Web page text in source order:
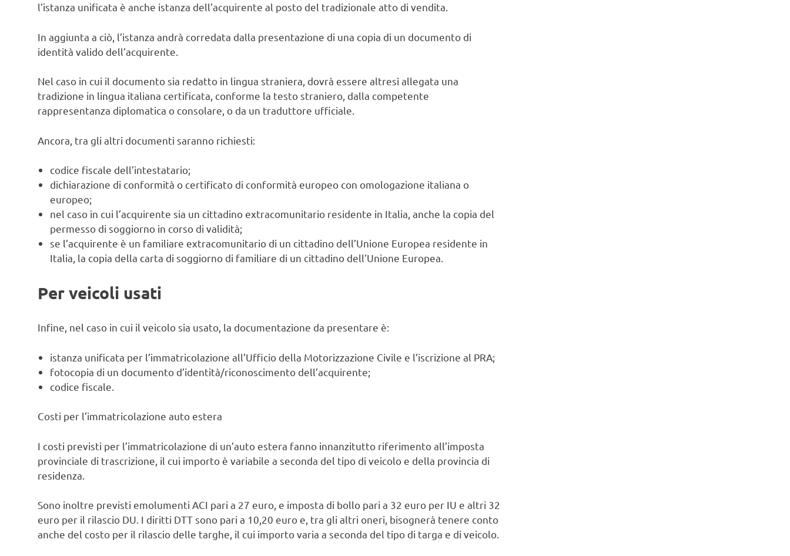
l’istanza unificata è anche istanza dell’acquirente al posto del tradizionale atto di vendita.
In aggiunta a ciò, l’istanza andrà corredata dalla presentazione di una copia di un documento di
identità valido dell’acquirente.
Nel caso in cui il documento sia redatto in lingua straniera, dovrà essere altresì allegata una
tradizione in lingua italiana certificata, conforme la testo straniero, dalla competente
rappresentanza diplomatica o consolare, o da un traduttore ufficiale.
Ancora, tra gli altri documenti saranno richiesti:
codice fiscale dell’intestatario;
dichiarazione di conformità o certificato di conformità europeo con omologazione italiana o
europeo;
nel caso in cui l’acquirente sia un cittadino extracomunitario residente in Italia, anche la copia del
permesso di soggiorno in corso di validità;
se l’acquirente è un familiare extracomunitario di un cittadino dell’Unione Europea residente in
Italia, la copia della carta di soggiorno di familiare di un cittadino dell’Unione Europea.
Per veicoli usati
Infine, nel caso in cui il veicolo sia usato, la documentazione da presentare è:
istanza unificata per l’immatricolazione all’Ufficio della Motorizzazione Civile e l’iscrizione al PRA;
fotocopia di un documento d’identità/riconoscimento dell’acquirente;
codice fiscale.
Costi per l’immatricolazione auto estera
I costi previsti per l’immatricolazione di un’auto estera fanno innanzitutto riferimento all’imposta
provinciale di trascrizione, il cui importo è variabile a seconda del tipo di veicolo e della provincia di
residenza.
Sono inoltre previsti emolumenti ACI pari a 27 euro, e imposta di bollo pari a 32 euro per IU e altri 32
euro per il rilascio DU. I diritti DTT sono pari a 10,20 euro e, tra gli altri oneri, bisognerà tenere conto
anche del costo per il rilascio delle targhe, il cui importo varia a seconda del tipo di targa e di veicolo.